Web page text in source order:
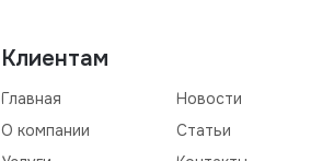
Клиентам
Главная
О компании
Новости
Статьи